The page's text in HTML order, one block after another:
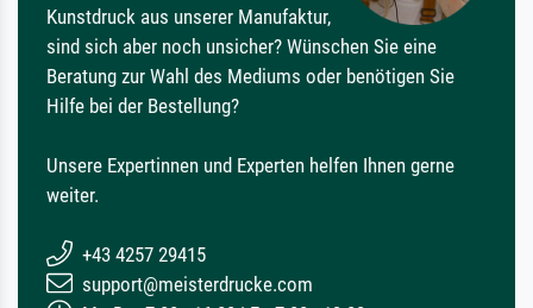
Kunstdruck aus unserer Manufaktur,
sind sich aber noch unsicher? Wünschen Sie eine
Beratung zur Wahl des Mediums oder benötigen Sie
Hilfe bei der Bestellung?
Unsere Expertinnen und Experten helfen Ihnen gerne
weiter.
+43 4257 29415
support@meisterdrucke.com